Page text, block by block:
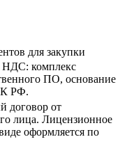
для закупки
НДС: комплекс
ПО, основание
РФ.
договор от
лица. Лицензионное
оформляется по